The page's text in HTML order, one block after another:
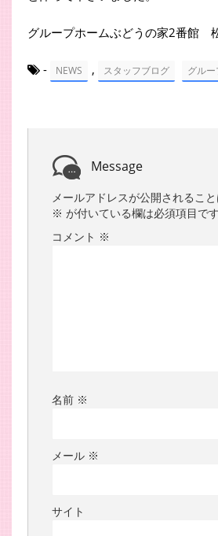
グループホームぶどうの家2番館
- NEWS , スタッフブログ グル
Message
メールアドレスが公開されること
※ が付いている欄は必須項目です
コメント ※
名前 ※
メール ※
サイト